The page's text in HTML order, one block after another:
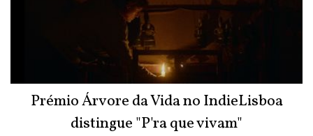
Prémio Árvore da Vida no IndieLisboa
distingue "P'ra que vivam"